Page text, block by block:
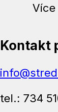
Kontakt
tel.: 734